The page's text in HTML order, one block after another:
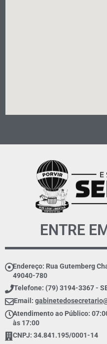
ENTRE
Endereço: Rua Gutemberg
49040-780
Telefone: (79) 3194-3367 -
Email:
Atendimento ao Público:
às 17:00
CNPJ: 34.841.195/0001-14